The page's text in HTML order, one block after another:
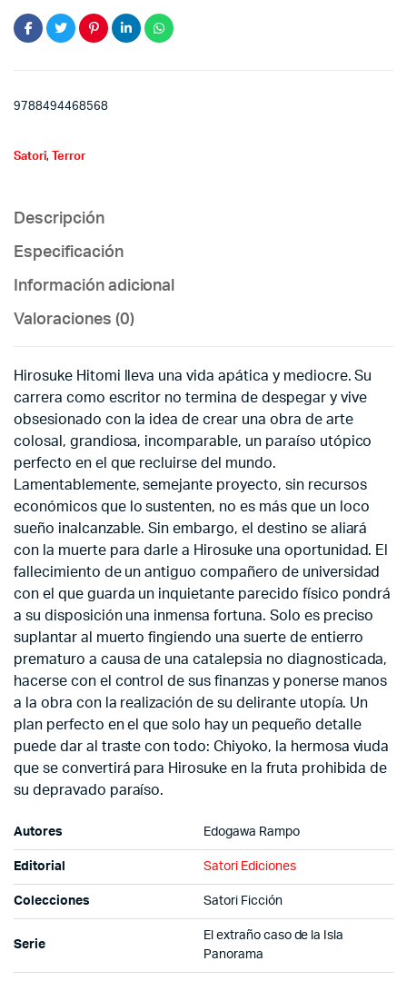
9788494468568
Satori, Terror
Descripción
Especificación
Información adicional
Valoraciones (0)
Hirosuke Hitomi lleva una vida apática y mediocre. Su
carrera como escritor no termina de despegar y vive
obsesionado con la idea de crear una obra de arte
colosal, grandiosa, incomparable, un paraíso utópico
perfecto en el que recluirse del mundo.
Lamentablemente, semejante proyecto, sin recursos
económicos que lo sustenten, no es más que un loco
sueño inalcanzable. Sin embargo, el destino se aliará
con la muerte para darle a Hirosuke una oportunidad. El
fallecimiento de un antiguo compañero de universidad
con el que guarda un inquietante parecido físico pondrá
a su disposición una inmensa fortuna. Solo es preciso
suplantar al muerto fingiendo una suerte de entierro
prematuro a causa de una catalepsia no diagnosticada,
hacerse con el control de sus finanzas y ponerse manos
a la obra con la realización de su delirante utopía. Un
plan perfecto en el que solo hay un pequeño detalle
puede dar al traste con todo: Chiyoko, la hermosa viuda
que se convertirá para Hirosuke en la fruta prohibida de
su depravado paraíso.
Autores Edogawa Rampo
Editorial Satori Ediciones
Colecciones Satori Ficción
Serie
El extraño caso de la Isla
Panorama